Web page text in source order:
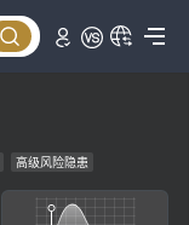
高级风险隐患